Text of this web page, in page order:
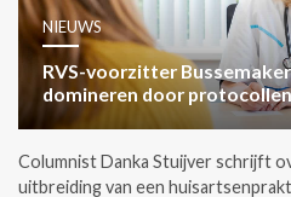
NIEUWS
RVS-voorzitter
domineren door
Columnist Danka Stuijver schrijft
uitbreiding van een